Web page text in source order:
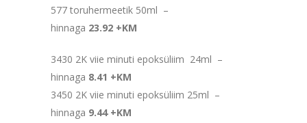
577 toruhermeetik 50ml –
hinnaga 23.92 +KM
3430 2K viie minuti epoksüliim 24ml –
hinnaga 8.41 +KM
3450 2K viie minuti epoksüliim 25ml –
hinnaga 9.44 +KM